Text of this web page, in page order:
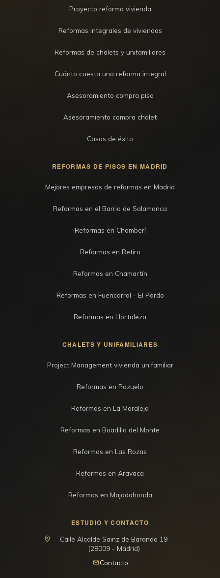
Proyecto reforma vivienda
Reformas integrales de viviendas
Reformas de chalets y unifamiliares
Cuánto cuesta una reforma integral
Asesoramiento compra piso
Asesoramiento compra chalet
Casos de éxito
REFORMAS DE PISOS EN MADRID
Mejores empresas de reformas en Madrid
Reformas en el Barrio de Salamanca
Reformas en Chamberí
Reformas en Retiro
Reformas en Chamartín
Reformas en Fuencarral - El Pardo
Reformas en Hortaleza
CHALETS Y UNIFAMILIARES
Project Management vivienda unifamiliar
Reformas en Pozuelo
Reformas en La Moraleja
Reformas en Boadilla del Monte
Reformas en Las Rozas
Reformas en Aravaca
Reformas en Majadahonda
ESTUDIO Y CONTACTO
Calle Alcalde Sainz de Baranda 19
(28009 - Madrid)
Contacto